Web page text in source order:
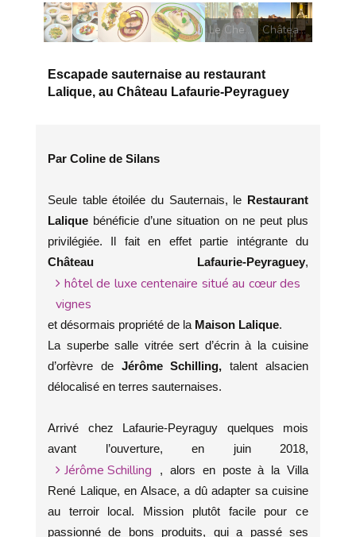
Château Lafaurie-Peyraguey
Le Chef Jérôme Schilling
Escapade sauternaise au restaurant
Lalique, au Château Lafaurie-Peyraguey
Par Coline de Silans
Seule table étoilée du Sauternais, le Restaurant
Lalique bénéficie d’une situation on ne peut plus
privilégiée. Il fait en effet partie intégrante du
Château Lafaurie-Peyraguey,
hôtel de luxe centenaire situé au cœur des
vignes
et désormais propriété de la Maison Lalique.
La superbe salle vitrée sert d’écrin à la cuisine
d’orfèvre de Jérôme Schilling, talent alsacien
délocalisé en terres sauternaises.
Arrivé chez Lafaurie-Peyraguy quelques mois
avant l’ouverture, en juin 2018,
Jérôme Schilling
, alors en poste à la Villa
René Lalique, en Alsace, a dû adapter sa cuisine
au terroir local. Mission plutôt facile pour ce
passionné de bons produits, qui a passé ses